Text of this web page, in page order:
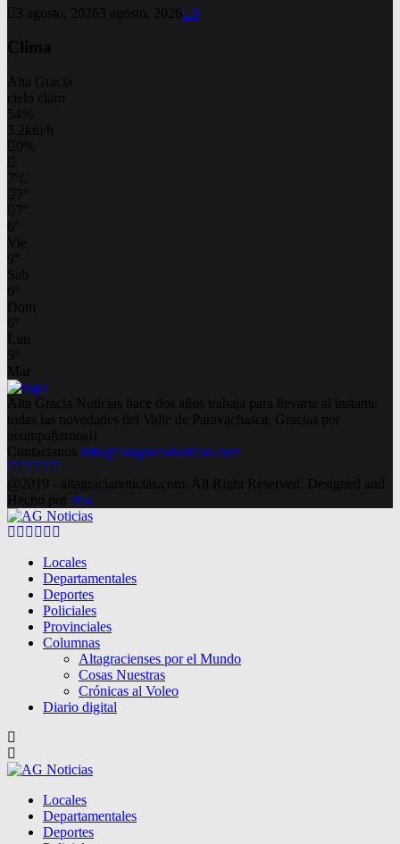
3 agosto, 2026 3 agosto, 2026 0
Clima
Alta Gracia
cielo claro
54%
3.2km/h
0%
7 C
7
7
6
Vie
9
Sab
6
Dom
6
Lun
5
Mar
Alta Gracia Noticias hace dos años trabaja para llevarte al instante
todas las novedades del Valle de Paravachasca. Gracias por
acompañarnos!!
Contactanos info@altagracianoticias.com
Facebook
Twitter
Instagram
Pinterest
Google
@2019 - altagracianoticias.com. All Right Reserved. Designed and
Hecho por lma
Facebook
Twitter
Instagram
Pinterest
Google
Locales
Departamentales
Deportes
Policiales
Provinciales
Columnas
Altagracienses por el Mundo
Cosas Nuestras
Crónicas al Voleo
Diario digital
Locales
Departamentales
Deportes